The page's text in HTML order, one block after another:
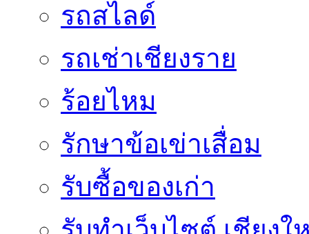
รถสไลด์
รถเช่าเชียงราย
ร้อยไหม
รักษาข้อเข่าเสื่อม
รับซื้อของเก่า